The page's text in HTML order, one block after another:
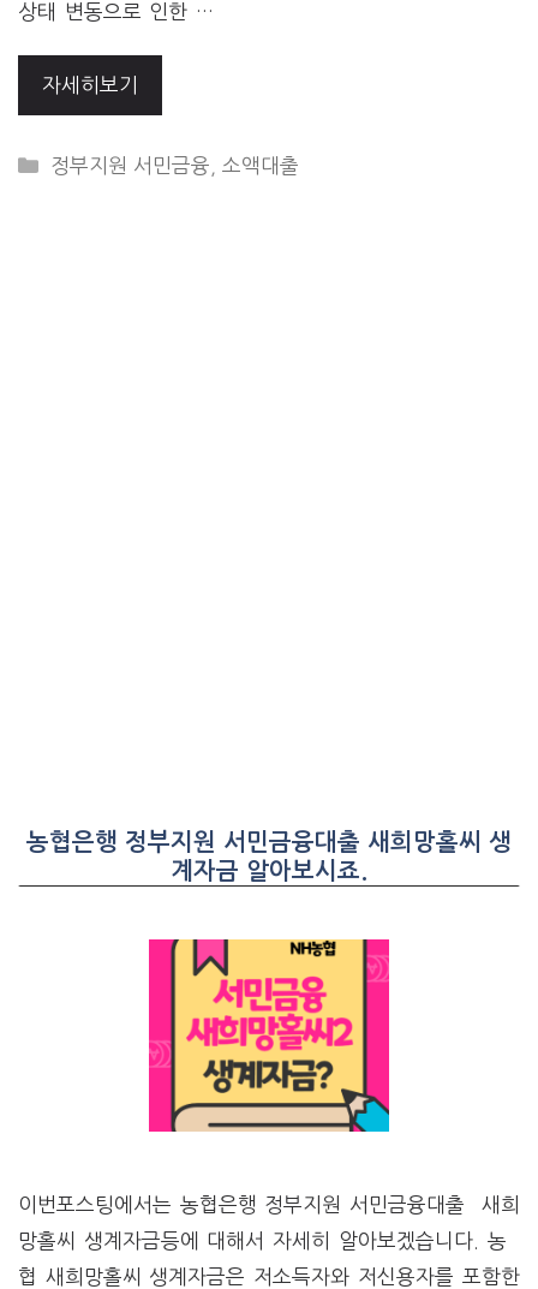
상태 변동으로 인한 …
자세히보기
CATEGORIES
정부지원 서민금융 소액대출
농협은행 정부지원 서민금융대출 새희망홀씨 생
계자금 알아보시죠.
이번포스팅에서는 농협은행 정부지원 서민금융대출 새희
망홀씨 생계자금등에 대해서 자세히 알아보겠습니다. 농
협 새희망홀씨 생계자금은 저소득자와 저신용자를 포함한